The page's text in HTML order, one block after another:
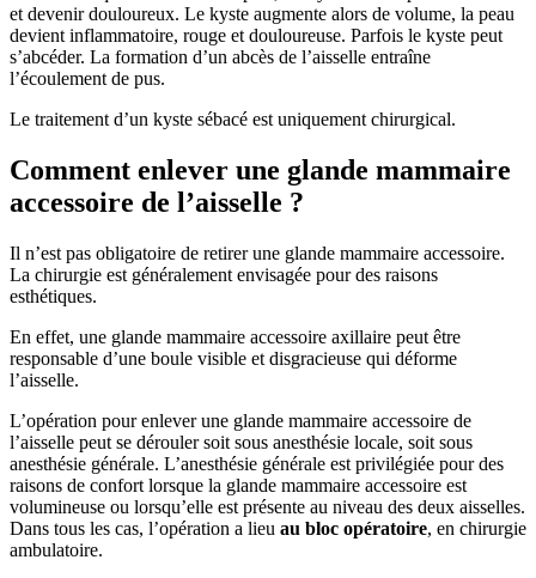
et devenir douloureux. Le kyste augmente alors de volume, la peau
devient inflammatoire, rouge et douloureuse. Parfois le kyste peut
s’abcéder. La formation d’un abcès de l’aisselle entraîne
l’écoulement de pus.
Le traitement d’un kyste sébacé est uniquement chirurgical.
Comment enlever une glande mammaire
accessoire de l’aisselle ?
Il n’est pas obligatoire de retirer une glande mammaire accessoire.
La chirurgie est généralement envisagée pour des raisons
esthétiques.
En effet, une glande mammaire accessoire axillaire peut être
responsable d’une boule visible et disgracieuse qui déforme
l’aisselle.
L’opération pour enlever une glande mammaire accessoire de
l’aisselle peut se dérouler soit sous anesthésie locale, soit sous
anesthésie générale. L’anesthésie générale est privilégiée pour des
raisons de confort lorsque la glande mammaire accessoire est
volumineuse ou lorsqu’elle est présente au niveau des deux aisselles.
Dans tous les cas, l’opération a lieu au bloc opératoire, en chirurgie
ambulatoire.